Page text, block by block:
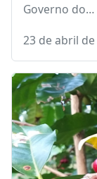
Governo do…
23 de abril de